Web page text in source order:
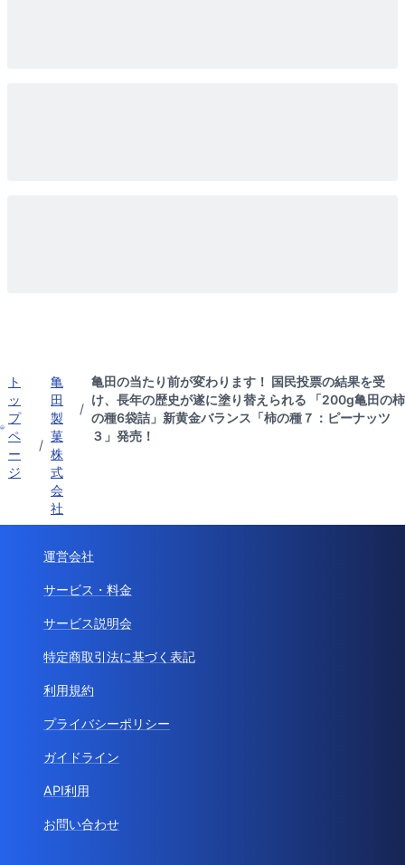
ト
ッ
プ
ペ
ー
ジ
/
亀
田
製
菓
株
式
会
社
/
亀田の当たり前が変わります！ 国民投票の結果を受
け、長年の歴史が遂に塗り替えられる 「200g亀田の柿
の種6袋詰」新黄金バランス「柿の種７：ピーナッツ
３」発売！
運営会社
サービス・料金
サービス説明会
特定商取引法に基づく表記
利用規約
プライバシーポリシー
ガイドライン
API利用
お問い合わせ